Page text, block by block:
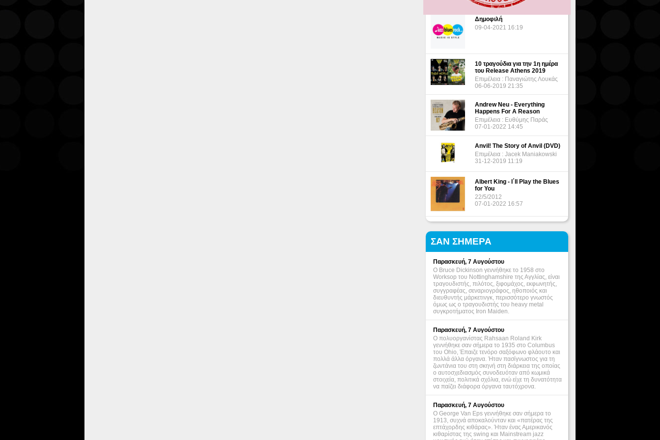
Δημοφιλή
09-04-2021 16:19
10 τραγούδια για την 1η ημέρα
του Release Athens 2019
Επιμέλεια : Παναγιώτης Λουκάς
06-06-2019 21:35
Andrew Neu - Everything
Happens For A Reason
Επιμέλεια : Ευθύμης Παράς
07-01-2022 14:45
Anvil! The Story of Anvil (DVD)
Επιμέλεια : Jacek Maniakowski
31-12-2019 11:19
Albert King - I΄ll Play the Blues
for You
22/5/2012
07-01-2022 16:57
ΣΑΝ ΣΗΜΕΡΑ
Παρασκευή, 7 Αυγούστου
Ο Bruce Dickinson γεννήθηκε το 1958 στο
Worksop του Nottinghamshire της Αγγλίας, είναι
τραγουδιστής, πιλότος, ξιφομάχος, εκφωνητής,
συγγραφέας, σεναριογράφος, ηθοποιός και
διευθυντής μάρκετινγκ, περισσότερο γνωστός
όμως ως ο τραγουδιστής του heavy metal
συγκροτήματος Iron Maiden.
Παρασκευή, 7 Αυγούστου
Ο πολυοργανίστας Rahsaan Roland Kirk
γεννήθηκε σαν σήμερα το 1935 στο Columbus
του Ohio, Έπαιζε τενόρο σαξόφωνο φλάουτο και
πολλά άλλα όργανα. Ήταν πασίγνωστος για τη
ζωντάνια του στη σκηνή στη διάρκεια της οποίας
ο αυτοσχεδιασμός συνοδευόταν από κωμικά
στοιχεία, πολιτικά σχόλια, ενώ είχε τη δυνατότητα
να παίζει διάφορα όργανα ταυτόχρονα.
Παρασκευή, 7 Αυγούστου
Ο George Van Eps γεννήθηκε σαν σήμερα το
1913, συχνά αποκαλούνταν και «πατέρας της
επτάχορδης κιθάρας». Ήταν ένας Αμερικανός
κιθαρίστας της swing και Mainstream jazz